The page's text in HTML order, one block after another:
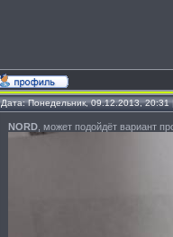
Дата: Понедельник, 09.12.2013,
NORD , может подойдёт